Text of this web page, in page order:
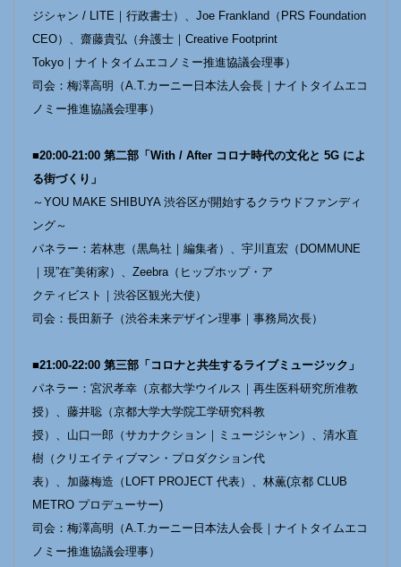
ジシャン / LITE｜行政書士）、Joe Frankland（PRS Foundation
CEO）、齋藤貴弘（弁護士｜Creative Footprint
Tokyo｜ナイトタイムエコノミー推進協議会理事）
司会：梅澤高明（A.T.カーニー日本法人会長｜ナイトタイムエコ
ノミー推進協議会理事）
■20:00-21:00 第二部「With / After コロナ時代の文化と 5G によ
る街づくり」
～YOU MAKE SHIBUYA 渋谷区が開始するクラウドファンディ
ング～
パネラー：若林恵（黒鳥社｜編集者）、宇川直宏（DOMMUNE
｜現”在”美術家）、Zeebra（ヒップホップ・ア
クティビスト｜渋谷区観光大使）
司会：長田新子（渋谷未来デザイン理事｜事務局次長）
■21:00-22:00 第三部「コロナと共生するライブミュージック」
パネラー：宮沢孝幸（京都大学ウイルス｜再生医科研究所准教
授）、藤井聡（京都大学大学院工学研究科教
授）、山口一郎（サカナクション｜ミュージシャン）、清水直
樹（クリエイティブマン・プロダクション代
表）、加藤梅造（LOFT PROJECT 代表）、林薫(京都 CLUB
METRO プロデューサー)
司会：梅澤高明（A.T.カーニー日本法人会長｜ナイトタイムエコ
ノミー推進協議会理事）